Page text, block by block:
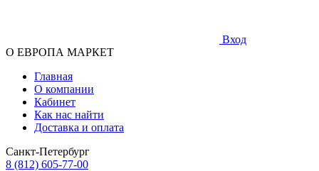
Вход
О ЕВРОПА МАРКЕТ
Главная
О компании
Кабинет
Как нас найти
Доставка и оплата
Санкт-Петербург
8 (812) 605-77-00